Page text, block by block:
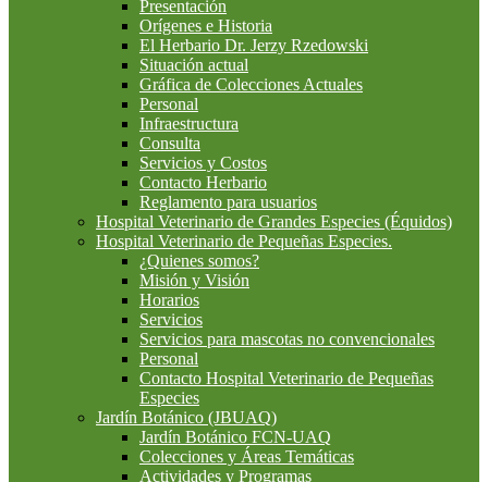
Presentación
Orígenes e Historia
El Herbario Dr. Jerzy Rzedowski
Situación actual
Gráfica de Colecciones Actuales
Personal
Infraestructura
Consulta
Servicios y Costos
Contacto Herbario
Reglamento para usuarios
Hospital Veterinario de Grandes Especies (Équidos)
Hospital Veterinario de Pequeñas Especies.
¿Quienes somos?
Misión y Visión
Horarios
Servicios
Servicios para mascotas no convencionales
Personal
Contacto Hospital Veterinario de Pequeñas
Especies
Jardín Botánico (JBUAQ)
Jardín Botánico FCN-UAQ
Colecciones y Áreas Temáticas
Actividades y Programas